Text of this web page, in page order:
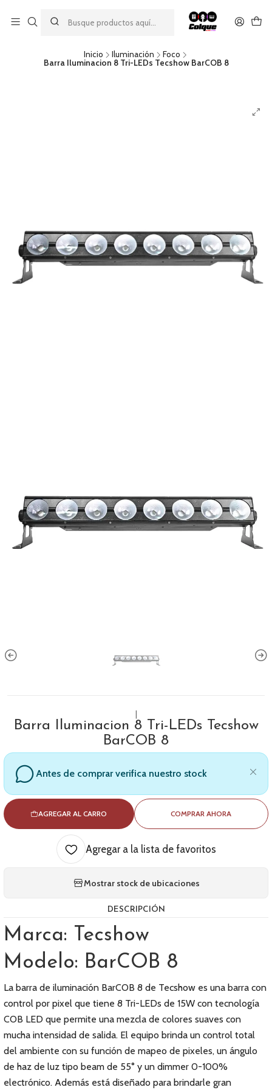
descuento por pago con transferencia bancaria
por una compra mínima de $49.990. Este descuento no es
acumulable a otras promociones ni aplicable a gastos de envío.
Inicio Iluminación
Foco
Barra Iluminacion 8 Tri-LEDs Tecshow BarCOB 8
Barra Iluminacion 8 Tri-LEDs Tecshow
BarCOB 8
Antes de comprar verifica nuestro stock
AGREGAR AL CARRO COMPRAR AHORA
Agregar a la lista de favoritos
Mostrar stock de ubicaciones
DESCRIPCIÓN
Marca: Tecshow
Modelo: BarCOB 8
La barra de iluminación BarCOB 8 de Tecshow es una barra con
control por pixel que tiene 8 Tri-LEDs de 15W con tecnología
COB LED que permite una mezcla de colores suaves con
mucha intensidad de salida. El equipo brinda un control total
del ambiente con su función de mapeo de pixeles, un ángulo
de haz de luz tipo beam de 55° y un dimmer 0-100%
electrónico. Además está diseñado para brindarle gran